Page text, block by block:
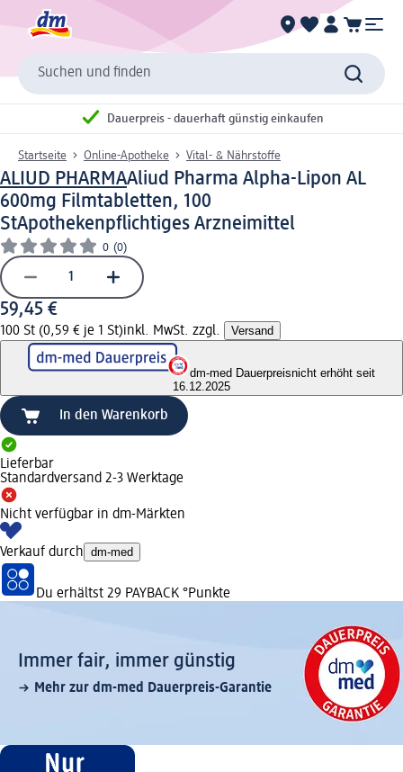
Suchen und finden
Dauerpreis - dauerhaft günstig einkaufen
Startseite Online-Apotheke Vital- & Nährstoffe
ALIUD PHARMAAliud Pharma Alpha-Lipon AL
600mg Filmtabletten, 100
StApothekenpflichtiges Arzneimittel
0 (0)
59,45 €
100 St (0,59 € je 1 St)inkl. MwSt. zzgl. Versand
dm-med Dauerpreisnicht erhöht seit
16.12.2025
In den Warenkorb
Lieferbar
Standardversand 2-3 Werktage
Nicht verfügbar in dm-Märkten
Verkauf durch dm-med
Du erhältst 29 PAYBACK °Punkte
Immer fair,­ immer günstig
Mehr zur dm-med Dauerpreis-Garantie